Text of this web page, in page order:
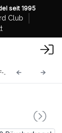
seit 1995
Club